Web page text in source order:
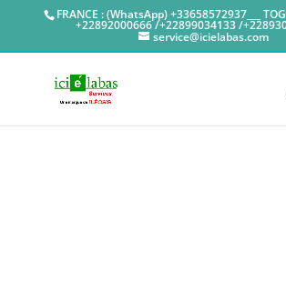
FRANCE : (WhatsApp) +33658572937___
+22892000666 /+22899034133 /
service@icielabas.com